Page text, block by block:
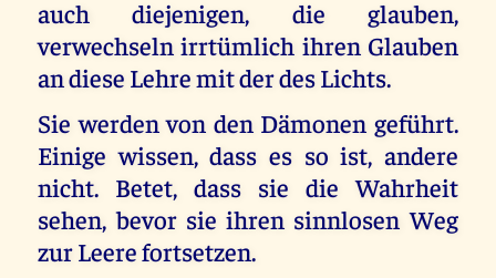
auch diejenigen, die glauben,
verwechseln irrtümlich ihren Glauben
an diese Lehre mit der des Lichts.
Sie werden von den Dämonen geführt.
Einige wissen, dass es so ist, andere
nicht. Betet, dass sie die Wahrheit
sehen, bevor sie ihren sinnlosen Weg
zur Leere fortsetzen.